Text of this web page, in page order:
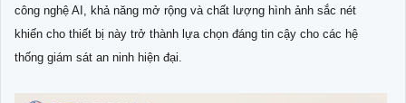
công nghệ AI, khả năng mở rộng và chất lượng hình ảnh sắc nét
khiến cho thiết bị này trở thành lựa chọn đáng tin cậy cho các hệ
thống giám sát an ninh hiện đại.